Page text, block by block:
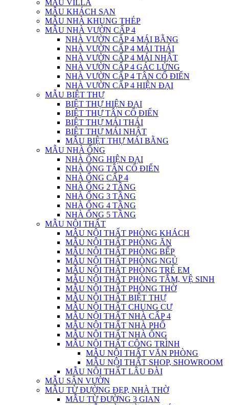
MẪU VILLA
MẪU KHÁCH SẠN
MẪU NHÀ KHUNG THÉP
MẪU NHÀ VƯỜN CẤP 4
NHÀ VƯỜN CẤP 4 MÁI BẰNG
NHÀ VƯỜN CẤP 4 MÁI THÁI
NHÀ VƯỜN CẤP 4 MÁI NHẬT
NHÀ VƯỜN CẤP 4 GÁC LỬNG
NHÀ VƯỜN CẤP 4 TÂN CỔ ĐIỂN
NHÀ VƯỜN CẤP 4 HIỆN ĐẠI
MẪU BIỆT THỰ
BIỆT THỰ HIỆN ĐẠI
BIỆT THỰ TÂN CỔ ĐIỂN
BIỆT THỰ MÁI THÁI
BIỆT THỰ MÁI NHẬT
MẪU BIỆT THỰ MÁI BẰNG
MẪU NHÀ ỐNG
NHÀ ỐNG HIỆN ĐẠI
NHÀ ỐNG TÂN CỔ ĐIỂN
NHÀ ỐNG CẤP 4
NHÀ ỐNG 2 TẦNG
NHÀ ỐNG 3 TẦNG
NHÀ ỐNG 4 TẦNG
NHÀ ỐNG 5 TẦNG
MẪU NỘI THẤT
MẪU NỘI THẤT PHÒNG KHÁCH
MẪU NỘI THẤT PHÒNG ĂN
MẪU NỘI THẤT PHÒNG BẾP
MẪU NỘI THẤT PHÒNG NGỦ
MẪU NỘI THẤT PHÒNG TRẺ EM
MẪU NỘI THẤT PHÒNG TẮM, VỆ SINH
MẪU NỘI THẤT PHÒNG THỜ
MẪU NỘI THẤT BIỆT THỰ
MẪU NỘI THẤT CHUNG CƯ
MẪU NỘI THẤT NHÀ CẤP 4
MẪU NỘI THẤT NHÀ PHỐ
MẪU NỘI THẤT NHÀ ỐNG
MẪU NỘI THẤT CÔNG TRÌNH
MẪU NỘI THẤT VĂN PHÒNG
MẪU NỘI THẤT SHOP, SHOWROOM
MẪU NỘI THẤT LÂU ĐÀI
MẪU SÂN VƯỜN
MẪU TỪ ĐƯỜNG ĐẸP, NHÀ THỜ
MẪU TỪ ĐƯỜNG 3 GIAN